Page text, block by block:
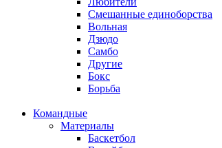
Смешанные единоборства
Вольная
Дзюдо
Самбо
Другие
Бокс
Борьба
Командные
Материалы
Баскетбол